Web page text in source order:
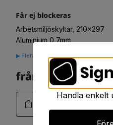
Får ej blockeras
Arbetsmiljöskyltar, 210x297
Aluminium 0,7mm
▶ Flera alternativ
från. 111:-
Handla enkelt